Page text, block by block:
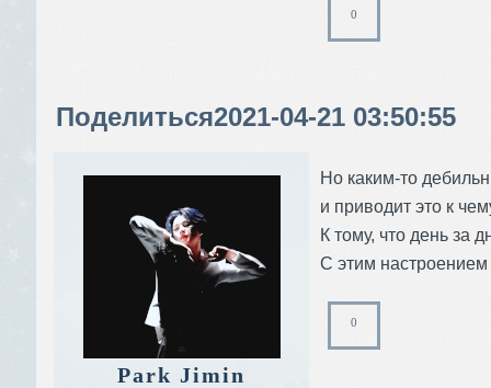
0
Поделиться2021-04-21 03:50:55
Park Jimin
Но каким-то
и приводит это к
К тому, что день за
С этим настроением
0